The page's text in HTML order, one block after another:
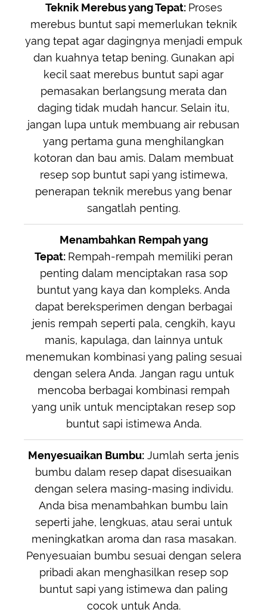
Teknik Merebus yang Tepat: Proses
merebus buntut sapi memerlukan teknik
yang tepat agar dagingnya menjadi empuk
dan kuahnya tetap bening. Gunakan api
kecil saat merebus buntut sapi agar
pemasakan berlangsung merata dan
daging tidak mudah hancur. Selain itu,
jangan lupa untuk membuang air rebusan
yang pertama guna menghilangkan
kotoran dan bau amis. Dalam membuat
resep sop buntut sapi yang istimewa,
penerapan teknik merebus yang benar
sangatlah penting.
Menambahkan Rempah yang
Tepat: Rempah-rempah memiliki peran
penting dalam menciptakan rasa sop
buntut yang kaya dan kompleks. Anda
dapat bereksperimen dengan berbagai
jenis rempah seperti pala, cengkih, kayu
manis, kapulaga, dan lainnya untuk
menemukan kombinasi yang paling sesuai
dengan selera Anda. Jangan ragu untuk
mencoba berbagai kombinasi rempah
yang unik untuk menciptakan resep sop
buntut sapi istimewa Anda.
Menyesuaikan Bumbu: Jumlah serta jenis
bumbu dalam resep dapat disesuaikan
dengan selera masing-masing individu.
Anda bisa menambahkan bumbu lain
seperti jahe, lengkuas, atau serai untuk
meningkatkan aroma dan rasa masakan.
Penyesuaian bumbu sesuai dengan selera
pribadi akan menghasilkan resep sop
buntut sapi yang istimewa dan paling
cocok untuk Anda.